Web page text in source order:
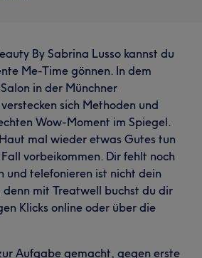
By Sabrina Lusso kannst du
Me-Time gönnen. In dem
in der Münchner
sich Methoden und
Wow-Moment im Spiegel.
mal wieder etwas Gutes tun
vorbeikommen. Dir fehlt noch
und telefonieren ist nicht dein
denn mit Treatwell buchst du dir
Klicks online oder über die
Aufgabe gemacht, gegen erste